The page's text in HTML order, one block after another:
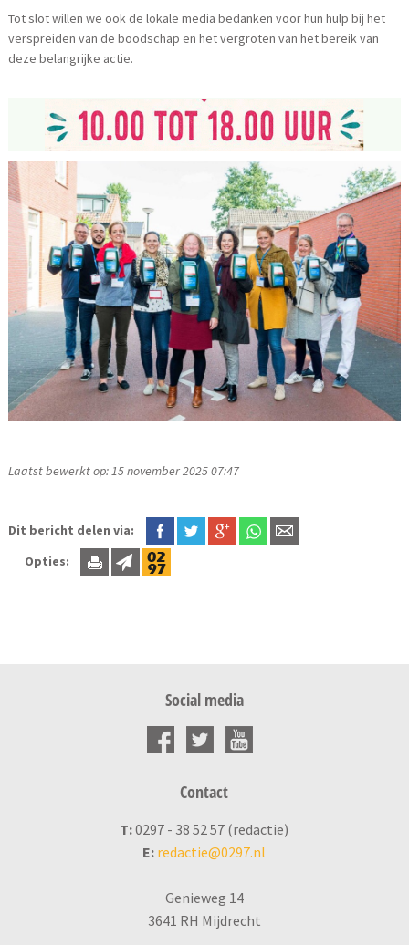
Tot slot willen we ook de lokale media bedanken voor hun hulp bij het
verspreiden van de boodschap en het vergroten van het bereik van
deze belangrijke actie.
Laatst bewerkt op: 15 november 2025 07:47
Dit bericht delen via:
Opties:
Social media
Contact
T:0297 - 38 52 57 (redactie)
E: redactie@0297.nl
Genieweg 14
3641 RH Mijdrecht